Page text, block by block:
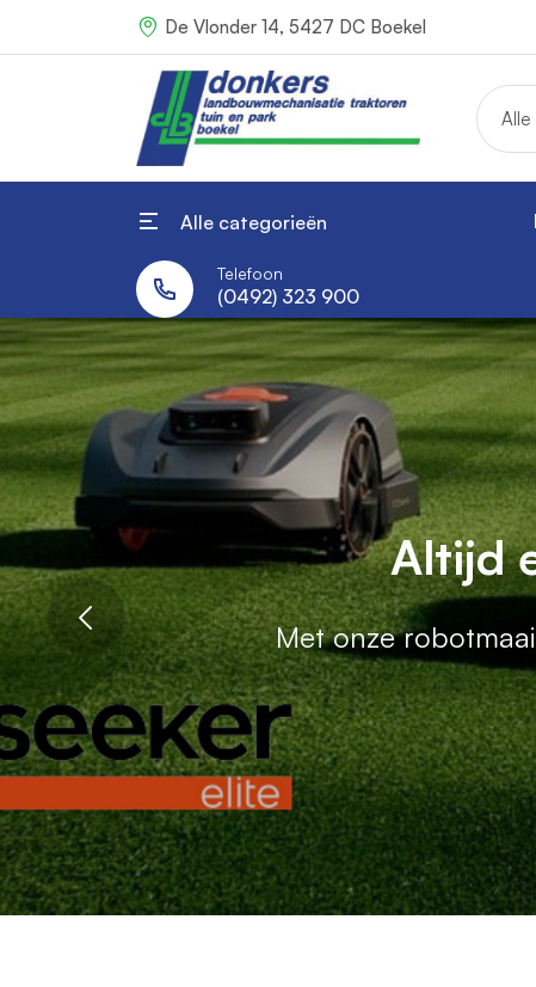
De Vlonder 14, 5427 DC Boekel
Alle
Alle categorieën
Telefoon
(0492) 323 900
Altijd
Met onze
Uw
Betrouwbare